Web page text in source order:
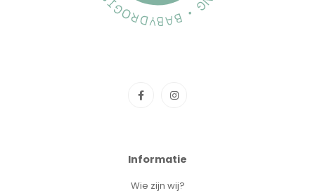
Informatie
Wie zijn wij?